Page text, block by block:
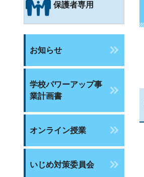
保護者専用
お知らせ
学校パワーアップ事
業計画書
オンライン授業
いじめ対策委員会